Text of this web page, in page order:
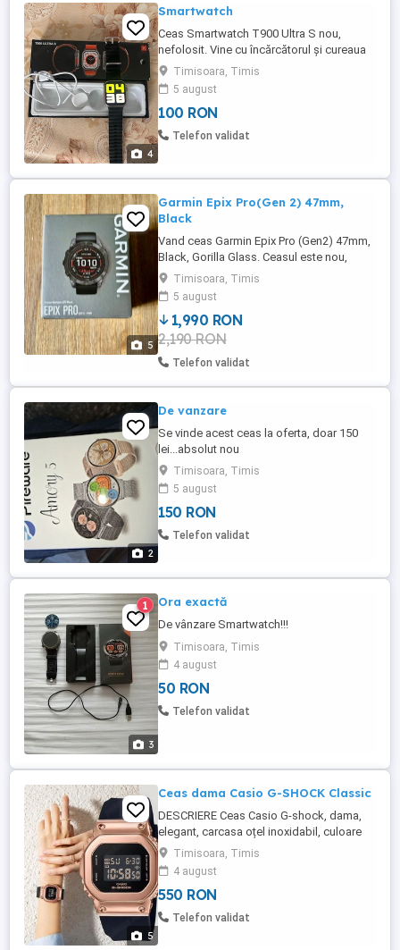
4
Smartwatch
Ceas Smartwatch T900 Ultra S nou,
nefolosit. Vine cu încărcătorul și cureaua
lui. Timisoara, Timis
5 august
100 RON
Telefon validat
5
Garmin Epix Pro(Gen 2) 47mm,
Black
Vand ceas Garmin Epix Pro (Gen2) 47mm,
Black, Gorilla Glass. Ceasul este nou,
refurbished(schimbat in garantie cel
cumparat initial se oprea, avand baterie)
Garantie iunie 2027. ceasul are aceeasi
senzori ca si Fenix 8(fara functia de
scufundari si difuzor+microfon). Pretul
este foarte usor negociabil. Prefer ...
Timisoara, Timis
5 august
1,990 RON
2,190 RON
Telefon validat
2
De vanzare
Se vinde acest ceas la oferta, doar 150
lei...absolut nou
Timisoara, Timis
5 august
150 RON
Telefon validat
3
1 Ora exactă
De vânzare Smartwatch!!!
Timisoara, Timis
4 august
50 RON
Telefon validat
5
Ceas dama Casio G-SHOCK Classic
DESCRIERE Ceas Casio G-shock, dama,
elegant, carcasa oțel inoxidabil, culoare
roz-auriu. Functii: Format orar 12 24
Iluminare EL Semnal din oră în oră
Indicator LED Alarme multiple Rezistență
la șoc Calendar anteprogramat
Cronometru Rezistent la apă: 200M
Timisoara, Timis
4 august
550 RON
Telefon validat